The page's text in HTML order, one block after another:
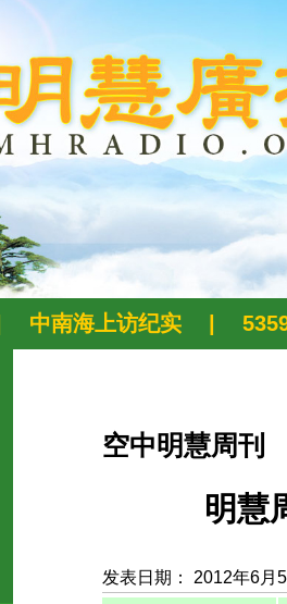
中南海上访纪实
空中明慧周刊
明慧
发表日期： 2012年6月